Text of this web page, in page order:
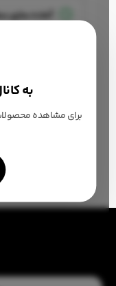
آماده سازی
جنس مخمل
لایه کشی شده
با قد و سایز
به
برای مشاهده محصولات